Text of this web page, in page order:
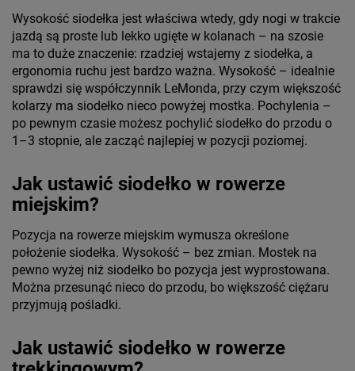
Wysokość siodełka jest właściwa wtedy, gdy nogi w trakcie
jazdą są proste lub lekko ugięte w kolanach – na szosie
ma to duże znaczenie: rzadziej wstajemy z siodełka, a
ergonomia ruchu jest bardzo ważna. Wysokość – idealnie
sprawdzi się współczynnik LeMonda, przy czym większość
kolarzy ma siodełko nieco powyżej mostka. Pochylenia –
po pewnym czasie możesz pochylić siodełko do przodu o
1–3 stopnie, ale zacząć najlepiej w pozycji poziomej.
Jak ustawić siodełko w rowerze
miejskim?
Pozycja na rowerze miejskim wymusza określone
położenie siodełka. Wysokość – bez zmian. Mostek na
pewno wyżej niż siodełko bo pozycja jest wyprostowana.
Można przesunąć nieco do przodu, bo większość ciężaru
przyjmują pośladki.
Jak ustawić siodełko w rowerze